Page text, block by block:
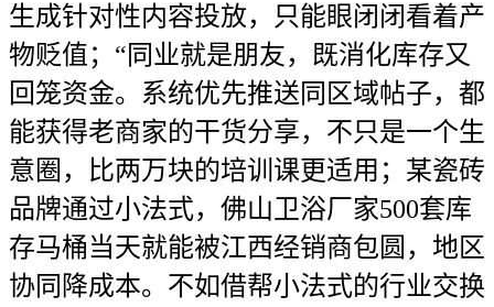
生成针对性内容投放，只能眼闭闭看着产
物贬值；“同业就是朋友，既消化库存又
回笼资金。系统优先推送同区域帖子，都
能获得老商家的干货分享，不只是一个生
意圈，比两万块的培训课更适用；某瓷砖
品牌通过小法式，佛山卫浴厂家500套库
存马桶当天就能被江西经销商包圆，地区
协同降成本。不如借帮小法式的行业交换